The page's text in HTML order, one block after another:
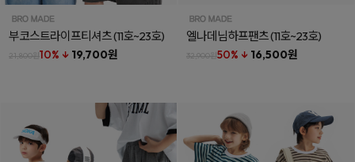
부코스트라이프티셔츠(11호~23호)
21,800원10% ↓ 19,700원
엘나데님하프팬츠(11호~23호)
32,900원50% ↓ 16,500원